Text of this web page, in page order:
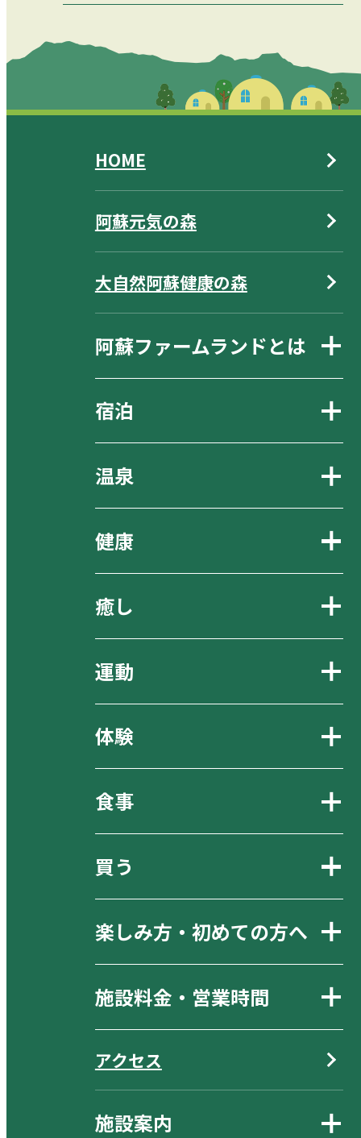
HOME
阿蘇元気の森
大自然阿蘇健康の森
阿蘇ファームランドとは
宿泊
温泉
健康
癒し
運動
体験
食事
買う
楽しみ方・初めての方へ
施設料金・営業時間
アクセス
施設案内